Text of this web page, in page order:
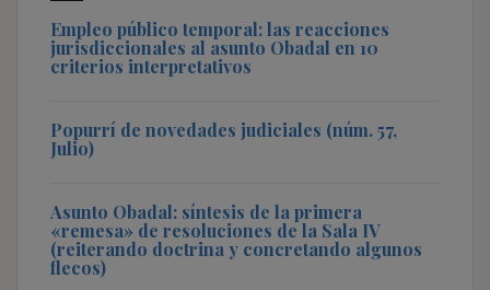
Empleo público temporal: las reacciones
jurisdiccionales al asunto Obadal en 10
criterios interpretativos
Popurrí de novedades judiciales (núm. 57,
Julio)
Asunto Obadal: síntesis de la primera
«remesa» de resoluciones de la Sala IV
(reiterando doctrina y concretando algunos
flecos)